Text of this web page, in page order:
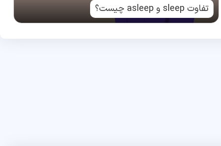
تفاوت sleep و asleep چیست؟